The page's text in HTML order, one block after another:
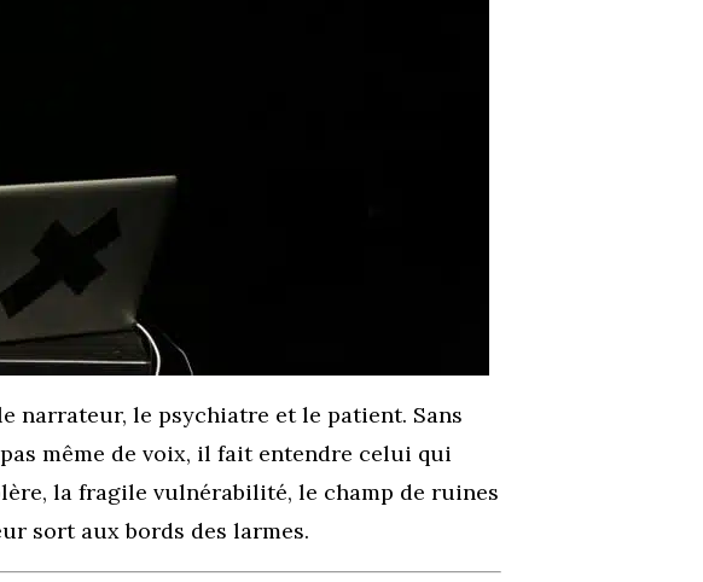
narrateur, le psychiatre et le patient. Sans
même de voix, il fait entendre celui qui
la fragile vulnérabilité, le champ de ruines
sort aux bords des larmes.